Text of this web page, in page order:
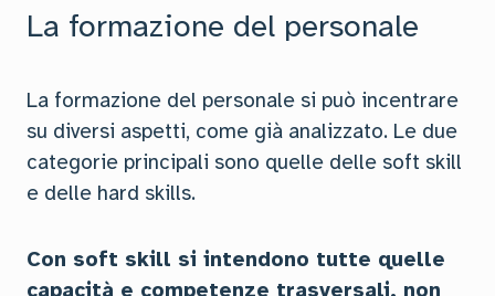
La formazione del personale
La formazione del personale si può incentrare
su diversi aspetti, come già analizzato. Le due
categorie principali sono quelle delle soft skill
e delle hard skills.
Con soft skill si intendono tutte quelle
capacità e competenze trasversali, non